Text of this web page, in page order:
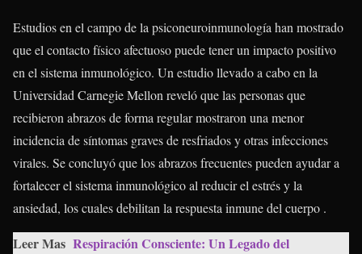
Estudios en el campo de la psiconeuroinmunología han mostrado
que el contacto físico afectuoso puede tener un impacto positivo
en el sistema inmunológico. Un estudio llevado a cabo en la
Universidad Carnegie Mellon reveló que las personas que
recibieron abrazos de forma regular mostraron una menor
incidencia de síntomas graves de resfriados y otras infecciones
virales. Se concluyó que los abrazos frecuentes pueden ayudar a
fortalecer el sistema inmunológico al reducir el estrés y la
ansiedad, los cuales debilitan la respuesta inmune del cuerpo .
Leer Mas Respiración Consciente: Un Legado del